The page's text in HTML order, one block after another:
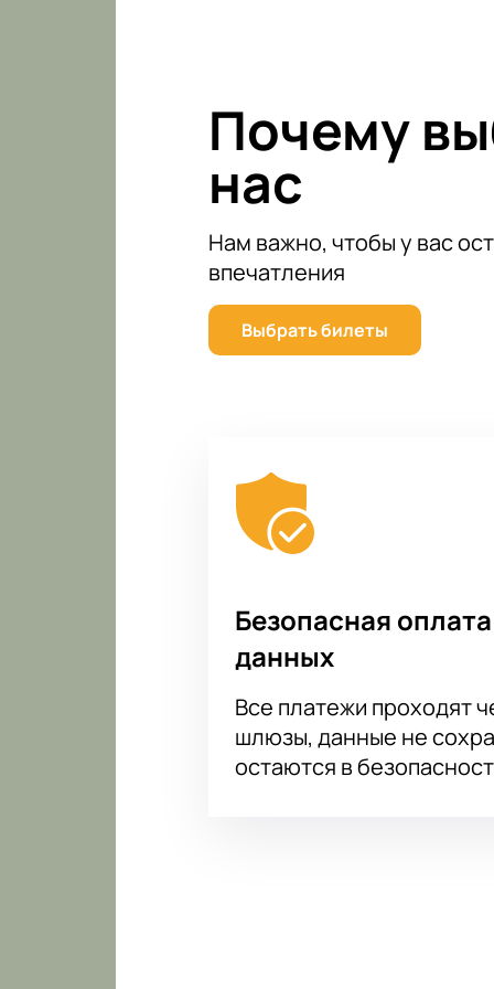
Почему
нас
Нам важно, чтобы у вас
впечатления
Выбрать билеты
Безопасная
данных
Все платежи проходят
шлюзы, данные не
остаются в